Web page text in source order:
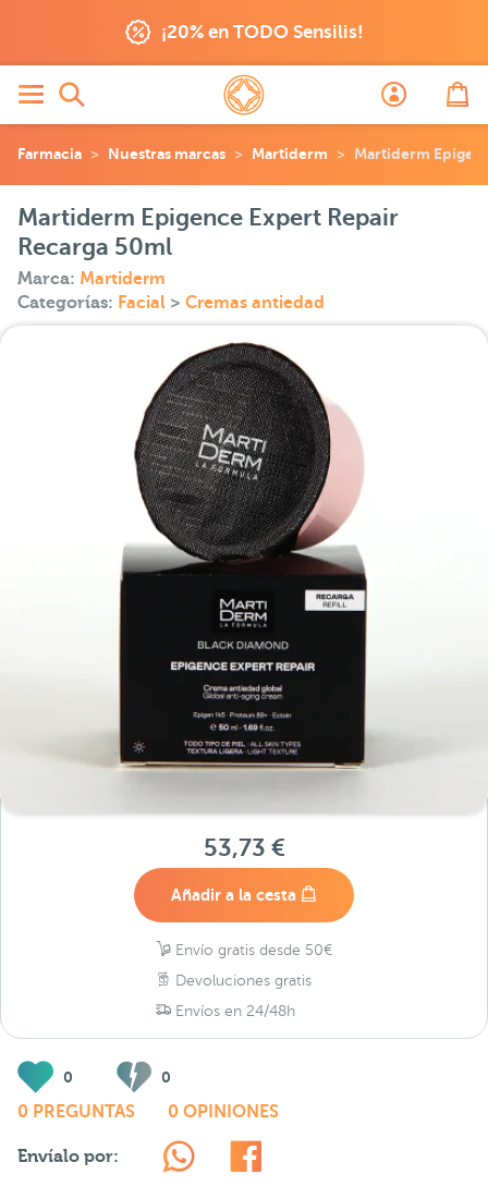
¡20% en TODO Sensilis!
Farmacia Nuestras marcas Martiderm Martiderm
Martiderm Epigence Expert Repair
Recarga 50ml
Marca: Martiderm
Categorías: Facial > Cremas antiedad
53,73 €
Añadir a la cesta
Envío gratis desde 50€
Devoluciones gratis
Envíos en 24/48h
0 0
0 PREGUNTAS 0 OPINIONES
Envíalo por: